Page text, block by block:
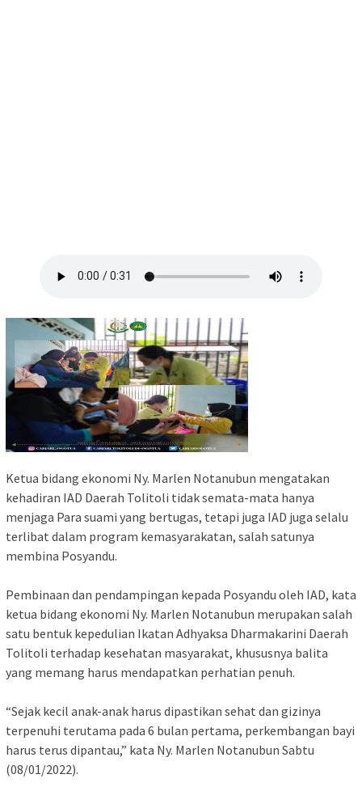
Ketua bidang ekonomi Ny. Marlen Notanubun mengatakan
kehadiran IAD Daerah Tolitoli tidak semata-mata hanya
menjaga Para suami yang bertugas, tetapi juga IAD juga selalu
terlibat dalam program kemasyarakatan, salah satunya
membina Posyandu.
Pembinaan dan pendampingan kepada Posyandu oleh IAD, kata
ketua bidang ekonomi Ny. Marlen Notanubun merupakan salah
satu bentuk kepedulian Ikatan Adhyaksa Dharmakarini Daerah
Tolitoli terhadap kesehatan masyarakat, khususnya balita
yang memang harus mendapatkan perhatian penuh.
“Sejak kecil anak-anak harus dipastikan sehat dan gizinya
terpenuhi terutama pada 6 bulan pertama, perkembangan bayi
harus terus dipantau,” kata Ny. Marlen Notanubun Sabtu
(08/01/2022).